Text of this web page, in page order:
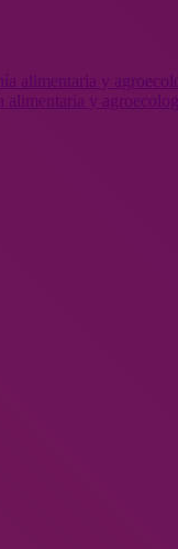
alimentaria y